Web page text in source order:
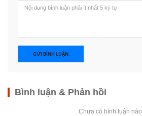
GỬI BÌNH LUẬN
Bình luận & Phản hồi
Chưa có bình luận nào.